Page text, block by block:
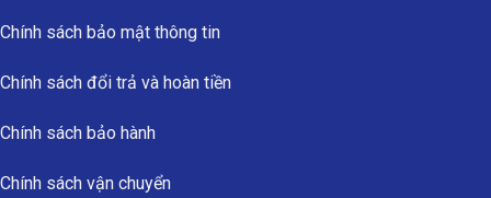
Chính sách bảo mật thông tin
Chính sách đổi trả và hoàn tiền
Chính sách bảo hành
Chính sách vận chuyển